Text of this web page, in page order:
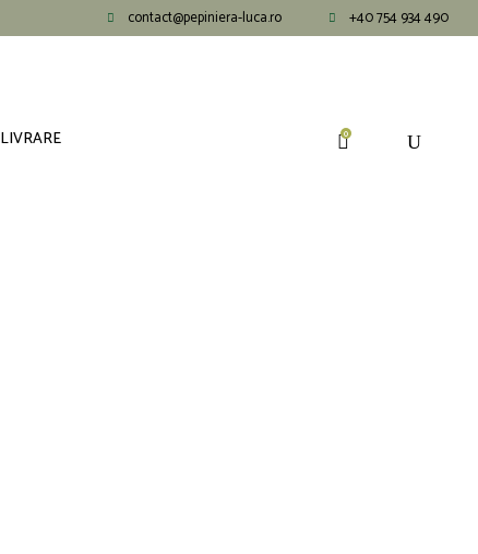
contact@pepiniera-luca.ro +40 754 934 490
0
LIVRARE